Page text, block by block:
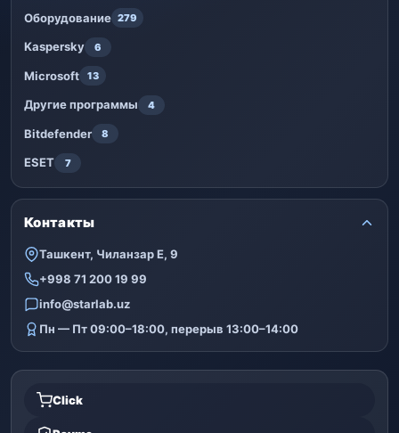
Оборудование 279
Kaspersky 6
Microsoft 13
Другие программы 4
Bitdefender 8
ESET 7
Контакты
Ташкент, Чиланзар Е, 9
+998 71 200 19 99
info@starlab.uz
Пн — Пт 09:00–18:00, перерыв 13:00–14:00
Click